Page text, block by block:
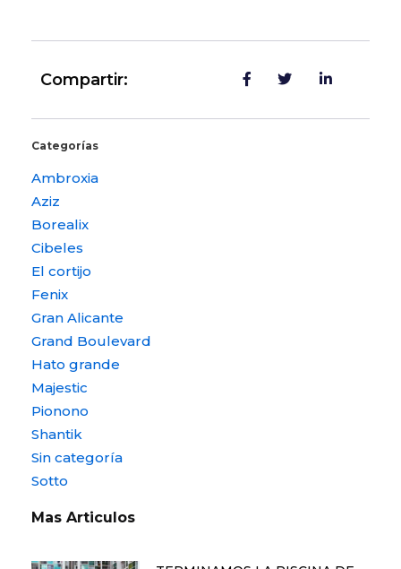
Compartir:
Categorías
Ambroxia
Aziz
Borealix
Cibeles
El cortijo
Fenix
Gran Alicante
Grand Boulevard
Hato grande
Majestic
Pionono
Shantik
Sin categoría
Sotto
Mas Articulos